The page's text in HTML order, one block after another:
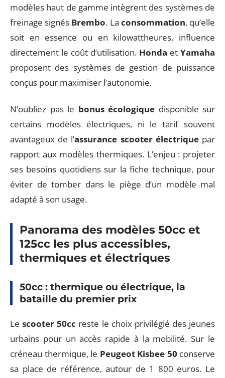
modèles haut de gamme intègrent des systèmes de
freinage signés Brembo. La consommation, qu’elle
soit en essence ou en kilowattheures, influence
directement le coût d’utilisation. Honda et Yamaha
proposent des systèmes de gestion de puissance
conçus pour maximiser l’autonomie.
N’oubliez pas le bonus écologique disponible sur
certains modèles électriques, ni le tarif souvent
avantageux de l’assurance scooter électriquepar
rapport aux modèles thermiques. L’enjeu : projeter
ses besoins quotidiens sur la fiche technique, pour
éviter de tomber dans le piège d’un modèle mal
adapté à son usage.
Panorama des modèles 50cc et
125cc les plus accessibles,
thermiques et électriques
50cc : thermique ou électrique, la
bataille du premier prix
Lescooter 50cc reste le choix privilégié des jeunes
urbains pour un accès rapide à la mobilité. Sur le
créneau thermique, le Peugeot Kisbee 50 conserve
sa place de référence, autour de 1 800 euros. Le